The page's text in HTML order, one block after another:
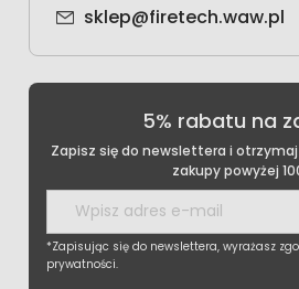
sklep@firetech.waw.pl
5% rabatu na
Zapisz się do newslettera i
zakupy powyżej
*Zapisując się do newslettera, wyrażasz
prywatności.